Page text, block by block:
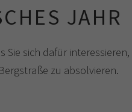
JAHR
Sie sich dafür
zu absolvieren.